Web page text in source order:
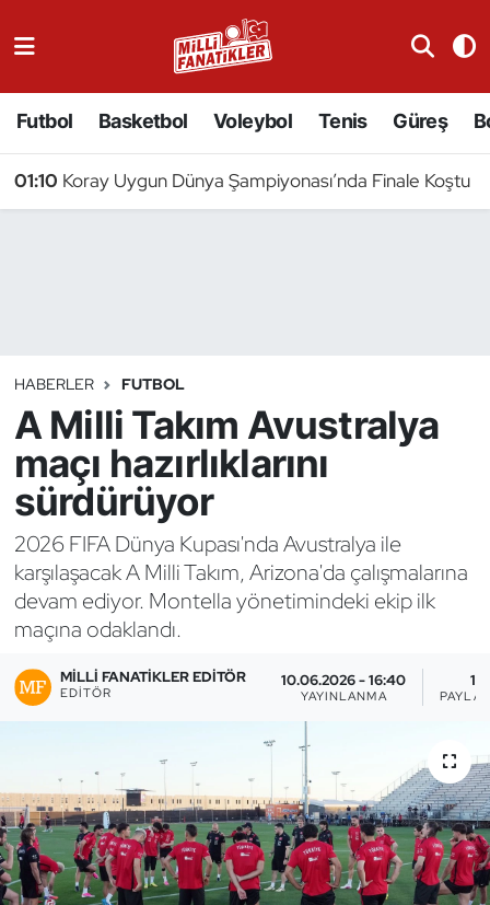
Futbol Basketbol Voleybol Tenis Güreş
01:10 Koray Uygun Dünya Şampiyonası’nda Finale Koştu
HABERLER FUTBOL
A Milli Takım Avustralya
maçı hazırlıklarını
sürdürüyor
2026 FIFA Dünya Kupası'nda Avustralya ile
karşılaşacak A Milli Takım, Arizona'da çalışmalarına
devam ediyor. Montella yönetimindeki ekip ilk
maçına odaklandı.
MILLI FANATIKLER EDITÖR
EDITÖR
10.06.2026 - 16:40
YAYINLANMA
1
Badminton
Binicilik
Bisiklet
Bocce Bowling Dart
Boks
Briç
Buz Hokeyi
Çim Hokeyi
Cimnastik